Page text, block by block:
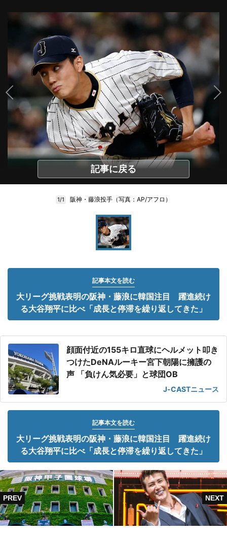
記事に戻る
1/1 阪神・藤浪投手（写真：AP/アフロ）
記事本文を読む
大リーグ挑戦表明の阪神・藤浪に韓国注目 躍進続け
る大谷翔平に比べ「成長と停滞を繰り返してきた」
顔面付近の155キロ直球にヘルメット叩き
つけたDeNAルーキー宮下朝陽に擁護の
声 「負けん気必要」と球団OB
J-CASTニュース
記事本文を読む
大リーグ挑戦表明の阪神・藤浪に韓国注目 躍進続け
る大谷翔平に比べ「成長と停滞を繰り返してきた」